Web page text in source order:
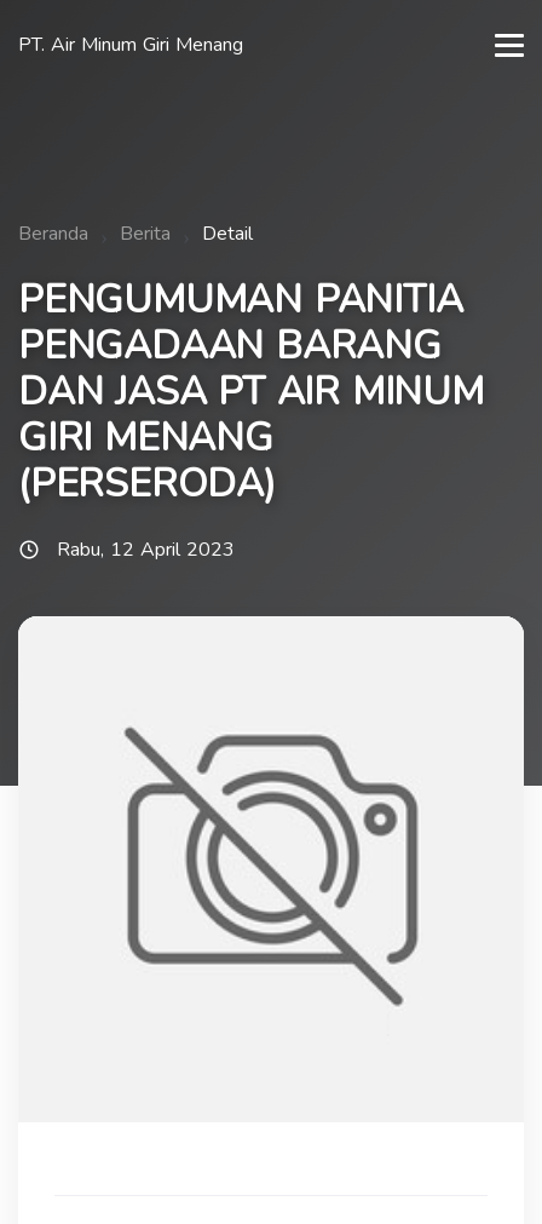
PT. Air Minum Giri Menang
Beranda Berita Detail
PENGUMUMAN PANITIA
PENGADAAN BARANG
DAN JASA PT AIR MINUM
GIRI MENANG
(PERSERODA)
Rabu, 12 April 2023